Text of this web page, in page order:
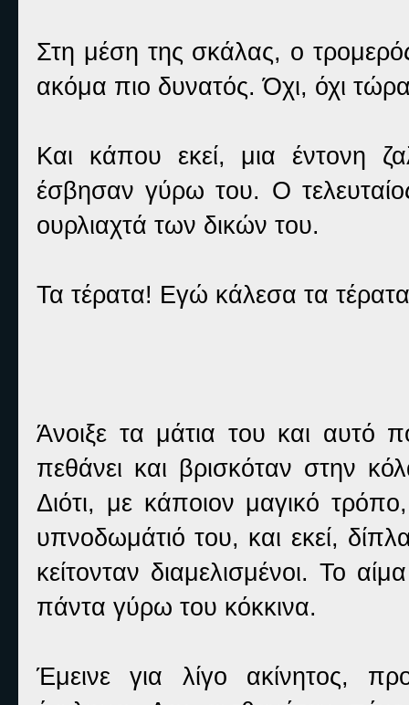
Στη μέση της σκάλας, ο
ακόμα πιο δυνατός. Όχι, όχι
Και κάπου εκεί, μια έντονη
έσβησαν γύρω του. Ο
ουρλιαχτά των δικών του.
Τα τέρατα! Εγώ κάλεσα τα
Άνοιξε τα μάτια του και αυτό
πεθάνει και βρισκόταν στην
Διότι, με κάποιον μαγικό
υπνοδωμάτιό του, και εκεί,
κείτονταν διαμελισμένοι. Το
πάντα γύρω του κόκκινα.
Έμεινε για λίγο ακίνητος,